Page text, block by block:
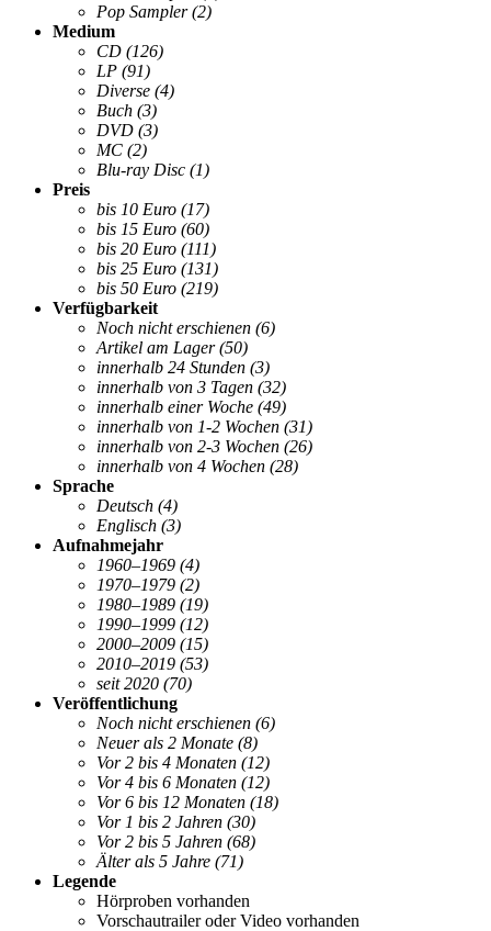
Pop Sampler (2)
Medium
CD (126)
LP (91)
Diverse (4)
Buch (3)
DVD (3)
MC (2)
Blu-ray Disc (1)
Preis
bis 10 Euro (17)
bis 15 Euro (60)
bis 20 Euro (111)
bis 25 Euro (131)
bis 50 Euro (219)
Verfügbarkeit
Noch nicht erschienen (6)
Artikel am Lager (50)
innerhalb 24 Stunden (3)
innerhalb von 3 Tagen (32)
innerhalb einer Woche (49)
innerhalb von 1-2 Wochen (31)
innerhalb von 2-3 Wochen (26)
innerhalb von 4 Wochen (28)
Sprache
Deutsch (4)
Englisch (3)
Aufnahmejahr
1960–1969 (4)
1970–1979 (2)
1980–1989 (19)
1990–1999 (12)
2000–2009 (15)
2010–2019 (53)
seit 2020 (70)
Veröffentlichung
Noch nicht erschienen (6)
Neuer als 2 Monate (8)
Vor 2 bis 4 Monaten (12)
Vor 4 bis 6 Monaten (12)
Vor 6 bis 12 Monaten (18)
Vor 1 bis 2 Jahren (30)
Vor 2 bis 5 Jahren (68)
Älter als 5 Jahre (71)
Legende
Hörproben vorhanden
Vorschautrailer oder Video vorhanden